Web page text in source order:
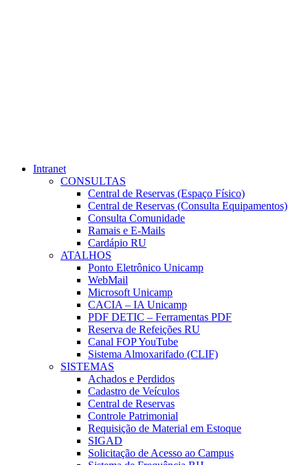
Intranet
CONSULTAS
Central de Reservas (Espaço Físico)
Central de Reservas (Consulta Equipamentos)
Consulta Comunidade
Ramais e E-Mails
Cardápio RU
ATALHOS
Ponto Eletrônico Unicamp
WebMail
Microsoft Unicamp
CACIA – IA Unicamp
PDF DETIC – Ferramentas PDF
Reserva de Refeições RU
Canal FOP YouTube
Sistema Almoxarifado (CLIF)
SISTEMAS
Achados e Perdidos
Cadastro de Veículos
Central de Reservas
Controle Patrimonial
Requisição de Material em Estoque
SIGAD
Solicitação de Acesso ao Campus